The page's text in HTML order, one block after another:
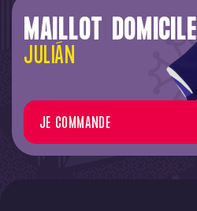
MAILLOT DOMICILE
JULIÁN
JE COMMANDE